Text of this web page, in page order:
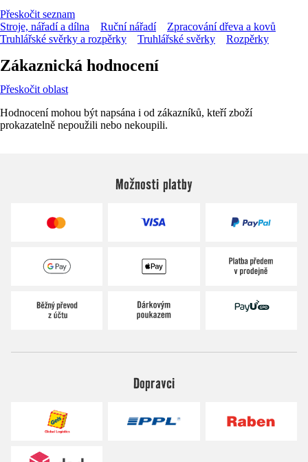
Přeskočit seznam
Stroje, nářadí a dílna
Ruční nářadí
Zpracování dřeva a kovů
Truhlářské svěrky a rozpěrky
Truhlářské svěrky Rozpěrky
Zákaznická hodnocení
Přeskočit oblast
Hodnocení mohou být napsána i od zákazníků, kteří zboží
prokazatelně nepoužili nebo nekoupili.
Možnosti platby
Dopravci